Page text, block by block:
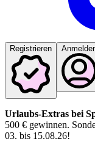
Registrieren
Urlaubs-Extras bei
500 € gewinnen.
03. bis 15.08.26!